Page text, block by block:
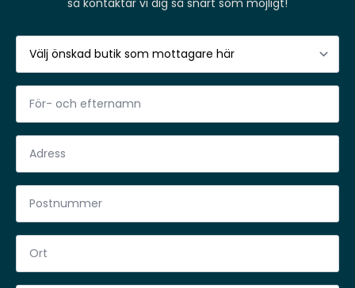
BUTIK
FÖR-
OCH
EFTERNAMN
ADRESS
POSTNUMMER
ORT